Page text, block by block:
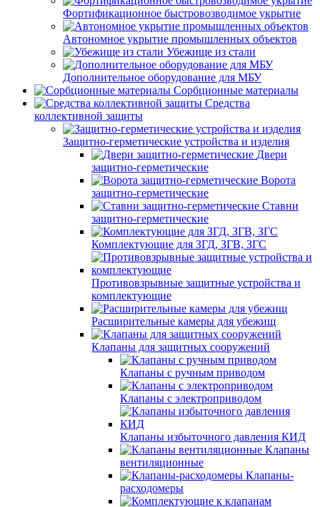
Фортификационное быстровозводимое укрытие
Автономное укрытие промышленных объектов
Убежище из стали
Дополнительное оборудование для МБУ
Сорбционные материалы
Средства
коллективной защиты
Защитно-герметические устройства и изделия
Двери
защитно-герметические
Ворота
защитно-герметические
Ставни
защитно-герметические
Комплектующие для ЗГД, ЗГВ, ЗГС
Противовзрывные защитные устройства и
комплектующие
Расширительные камеры для убежищ
Клапаны для защитных сооружений
Клапаны с ручным приводом
Клапаны с электроприводом
Клапаны избыточного давления КИД
Клапаны
вентиляционные
Клапаны-
расходомеры